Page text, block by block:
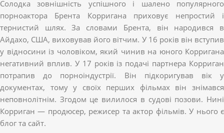
Солодка зовнішність успішного і шалено популярного
порноактора Брента Корригана приховує непростий і
тернистий шлях. За словами Брента, він народився в
Айдахо, США, виховував його вітчим. У 16 років він вступив
у відносини із чоловіком, який чинив на юного Корригана
негативний вплив. У 17 років із подачі партнера Корриган
потрапив до порноіндустрії. Він підкоригував вік у
документах, тому у своїх перших фільмах він знімався
неповнолітнім. Згодом це вилилося в судові позови. Нині
Корриган — продюсер, режисер та актор фільмів. У нього є
блог та сайт.